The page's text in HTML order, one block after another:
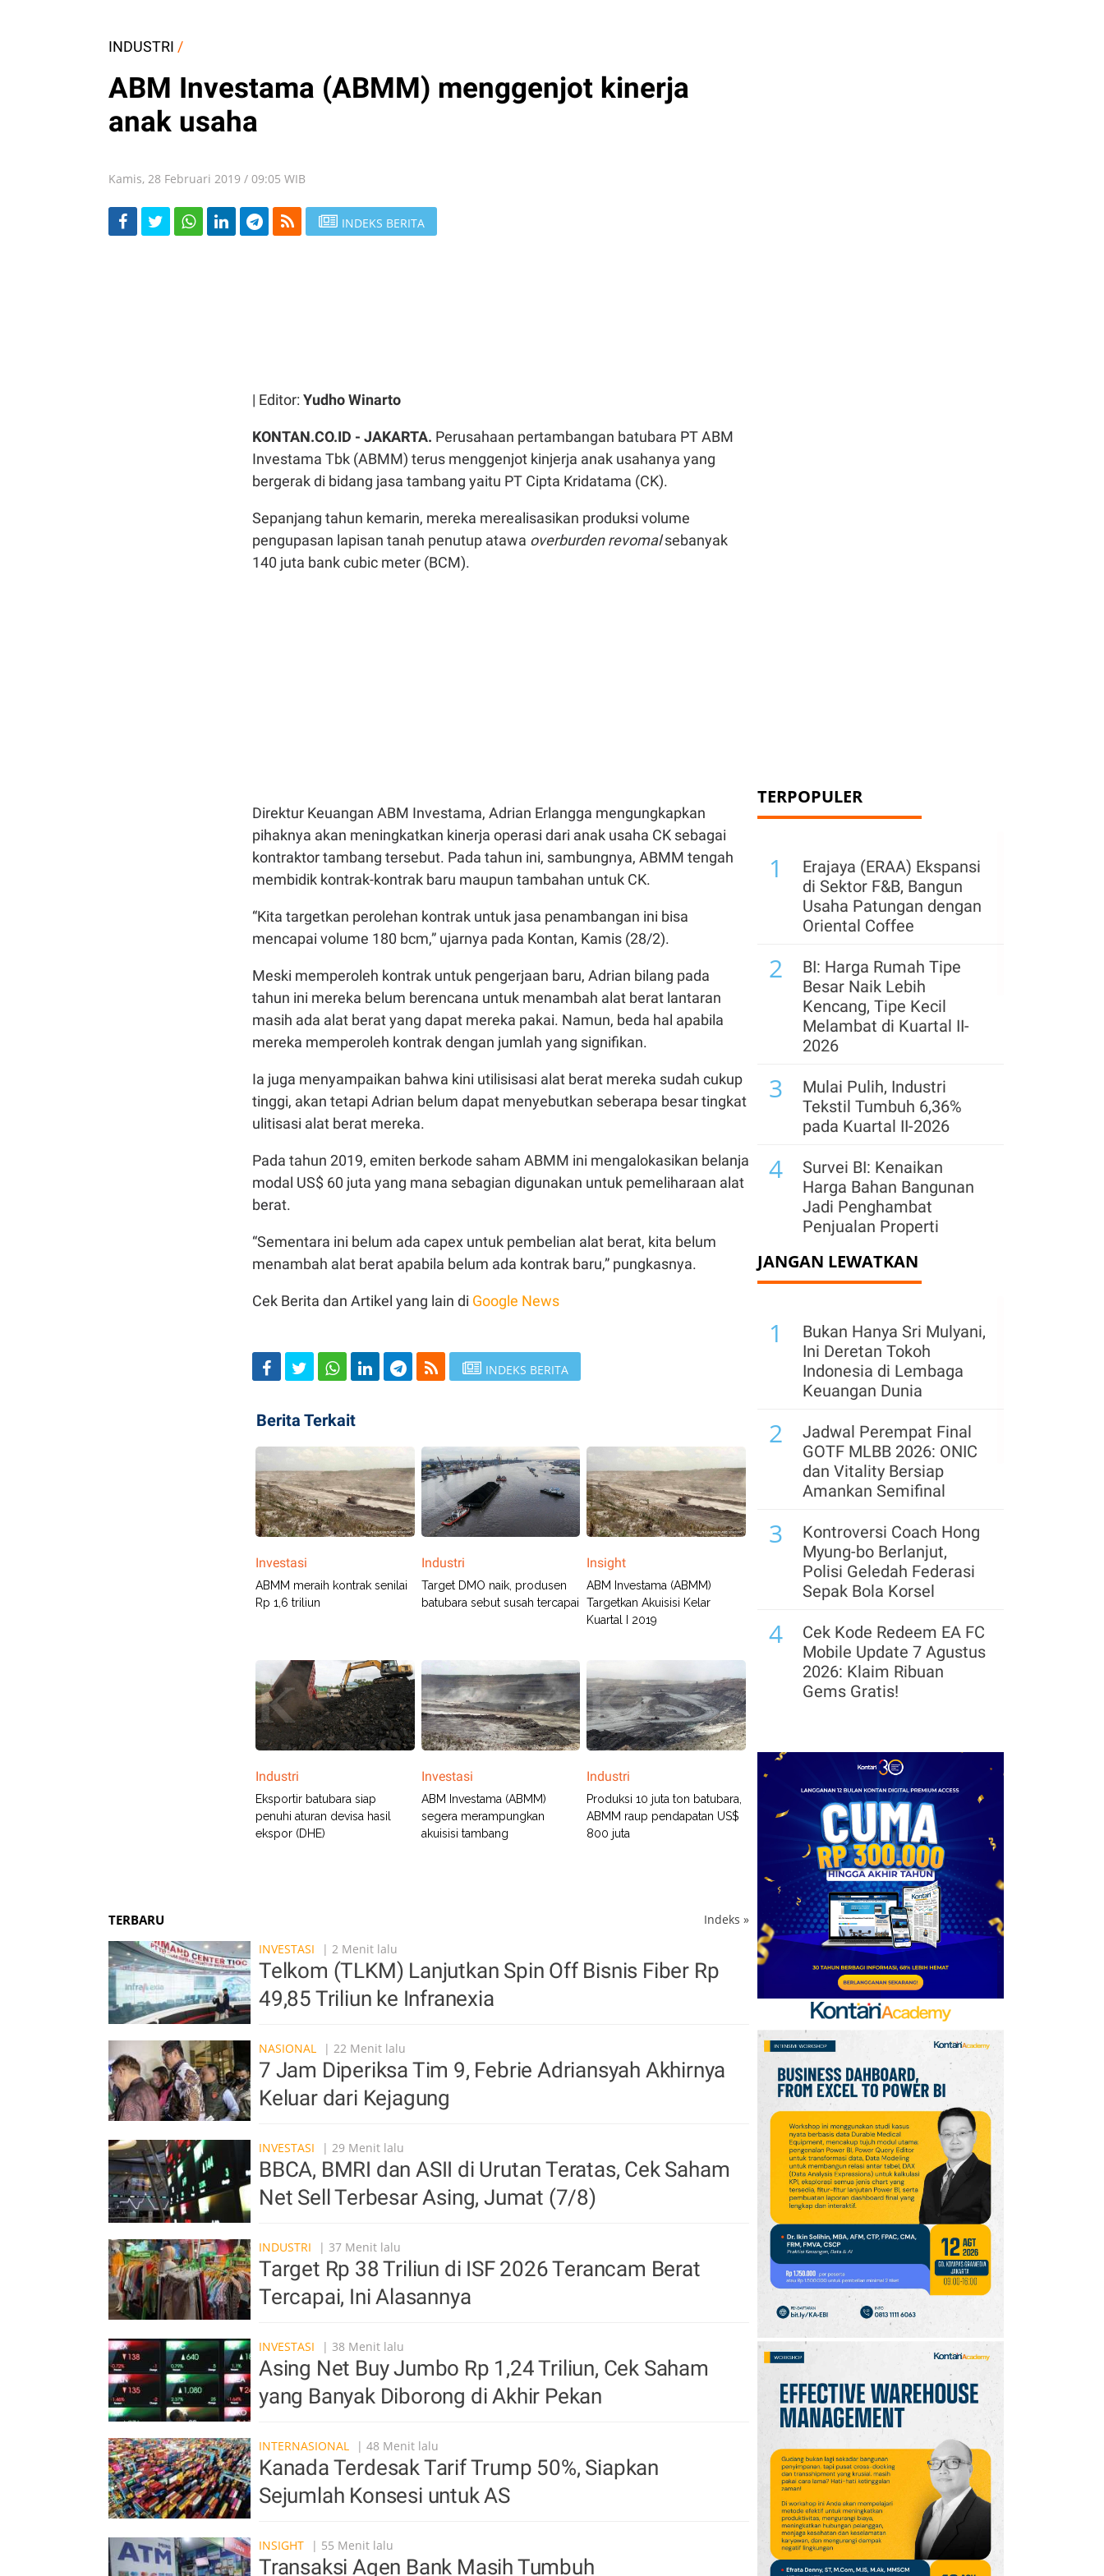
INDUSTRI /
ABM Investama (ABMM) menggenjot kinerja
anak usaha
Kamis, 28 Februari 2019 / 09:05 WIB
INDEKS BERITA
| Editor: Yudho Winarto
KONTAN.CO.ID - JAKARTA. Perusahaan pertambangan batubara PT ABM
Investama Tbk (ABMM) terus menggenjot kinjerja anak usahanya yang
bergerak di bidang jasa tambang yaitu PT Cipta Kridatama (CK).
Sepanjang tahun kemarin, mereka merealisasikan produksi volume
pengupasan lapisan tanah penutup atawa overburden revomalsebanyak
140 juta bank cubic meter (BCM).
Direktur Keuangan ABM Investama, Adrian Erlangga mengungkapkan
pihaknya akan meningkatkan kinerja operasi dari anak usaha CK sebagai
kontraktor tambang tersebut. Pada tahun ini, sambungnya, ABMM tengah
membidik kontrak-kontrak baru maupun tambahan untuk CK.
“Kita targetkan perolehan kontrak untuk jasa penambangan ini bisa
mencapai volume 180 bcm,” ujarnya pada Kontan, Kamis (28/2).
Meski memperoleh kontrak untuk pengerjaan baru, Adrian bilang pada
tahun ini mereka belum berencana untuk menambah alat berat lantaran
masih ada alat berat yang dapat mereka pakai. Namun, beda hal apabila
mereka memperoleh kontrak dengan jumlah yang signifikan.
Ia juga menyampaikan bahwa kini utilisisasi alat berat mereka sudah cukup
tinggi, akan tetapi Adrian belum dapat menyebutkan seberapa besar tingkat
ulitisasi alat berat mereka.
Pada tahun 2019, emiten berkode saham ABMM ini mengalokasikan belanja
modal US$ 60 juta yang mana sebagian digunakan untuk pemeliharaan alat
berat.
“Sementara ini belum ada capex untuk pembelian alat berat, kita belum
menambah alat berat apabila belum ada kontrak baru,” pungkasnya.
Cek Berita dan Artikel yang lain di Google News
INDEKS BERITA
Berita Terkait
Investasi
ABMM meraih kontrak senilai
Rp 1,6 triliun
Industri
Target DMO naik, produsen
batubara sebut susah tercapai
Insight
ABM Investama (ABMM)
Targetkan Akuisisi Kelar
Kuartal I 2019
Industri
Eksportir batubara siap
penuhi aturan devisa hasil
ekspor (DHE)
Investasi
ABM Investama (ABMM)
segera merampungkan
akuisisi tambang
Industri
Produksi 10 juta ton batubara,
ABMM raup pendapatan US$
800 juta
TERBARU Indeks »
INVESTASI
| 2 Menit lalu
Telkom (TLKM) Lanjutkan Spin Off Bisnis Fiber Rp
49,85 Triliun ke Infranexia
NASIONAL | 22 Menit lalu
7 Jam Diperiksa Tim 9, Febrie Adriansyah Akhirnya
Keluar dari Kejagung
INVESTASI | 29 Menit lalu
BBCA, BMRI dan ASII di Urutan Teratas, Cek Saham
Net Sell Terbesar Asing, Jumat (7/8)
INDUSTRI | 37 Menit lalu
Target Rp 38 Triliun di ISF 2026 Terancam Berat
Tercapai, Ini Alasannya
INVESTASI | 38 Menit lalu
Asing Net Buy Jumbo Rp 1,24 Triliun, Cek Saham
yang Banyak Diborong di Akhir Pekan
INTERNASIONAL | 48 Menit lalu
Kanada Terdesak Tarif Trump 50%, Siapkan
Sejumlah Konsesi untuk AS
INSIGHT | 55 Menit lalu
Transaksi Agen Bank Masih Tumbuh
TERPOPULER
1
Erajaya (ERAA) Ekspansi
di Sektor F&B, Bangun
Usaha Patungan dengan
Oriental Coffee
2
BI: Harga Rumah Tipe
Besar Naik Lebih
Kencang, Tipe Kecil
Melambat di Kuartal II-
2026
3
Mulai Pulih, Industri
Tekstil Tumbuh 6,36%
pada Kuartal II-2026
4
Survei BI: Kenaikan
Harga Bahan Bangunan
Jadi Penghambat
Penjualan Properti
5
Freeport Indonesia
Ajukan Perpanjangan
Alasannya
Pengusaha dan Ekonom
Beberkan Proyeksi
Ekspor & Harga Batubara
pada Semester II-2026
Samudera (SMDR) Buka
Rute Pelayaran Baru
Kawasan Teluk
Suryacipta Swadaya
Incar Target Penjualan
Akhir 2026
Perpres Ojol Ditargetkan
Terbit Sebelum 17
10
Petani Tebu Minta HPP
Gula Naik Menjadi
Rp16.875 per Kg, Apa
Alasannya?
JANGAN LEWATKAN
1
Bukan Hanya Sri Mulyani,
Ini Deretan Tokoh
Indonesia di Lembaga
Keuangan Dunia
2
Jadwal Perempat Final
GOTF MLBB 2026: ONIC
dan Vitality Bersiap
Amankan Semifinal
3
Kontroversi Coach Hong
Myung-bo Berlanjut,
Polisi Geledah Federasi
Sepak Bola Korsel
4
Cek Kode Redeem EA FC
Mobile Update 7 Agustus
2026: Klaim Ribuan
Gems Gratis!
Treasuri 9,63 Miliar, Cek
Profil Emiten DSSA
hingga Kinerjanya
Arsenal Perpanjang
Kerja Sama dengan
Emirates hingga 2033, Ini
Detail Kemitraannya
7
Promo Alfamart Murah
Banget 7–13 Agustus
2026, Sunlight hingga
Bebelac Diskon
8
FIFA Akhirnya Cairkan
Hadiah Timnas Yordania
yang Tertunda 8 Bulan
9
Promo JSM Superindo
7–9 Agustus 2026,
Minyak Goreng Rp37.900
hingga Buah Diskon 50%
10 Klasemen Grup A Piala
AFF 2026: Ini Skenario
Indonesia Lolos ke
Semifinal